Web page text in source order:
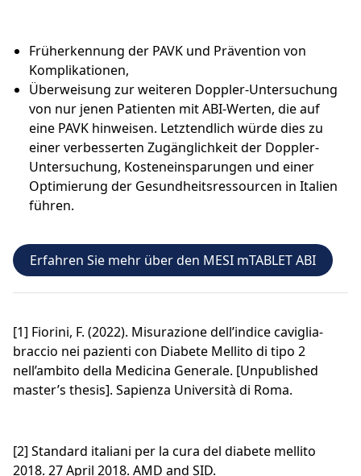
Früherkennung der PAVK und Prävention von
Komplikationen,
Überweisung zur weiteren Doppler-Untersuchung
von nur jenen Patienten mit ABI-Werten, die auf
eine PAVK hinweisen. Letztendlich würde dies zu
einer verbesserten Zugänglichkeit der Doppler-
Untersuchung, Kosteneinsparungen und einer
Optimierung der Gesundheitsressourcen in Italien
führen.
Erfahren Sie mehr über den MESI mTABLET ABI
[1] Fiorini, F. (2022). Misurazione dell’indice caviglia-
braccio nei pazienti con Diabete Mellito di tipo 2
nell’ambito della Medicina Generale. [Unpublished
master’s thesis]. Sapienza Università di Roma.
[2] Standard italiani per la cura del diabete mellito
2018. 27 April 2018. AMD and SID.